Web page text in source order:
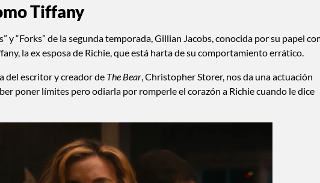
Tiffany
y “Forks” de la segunda temporada, Gillian Jacobs, conocida por su papel
la ex esposa de Richie, que está harta de su comportamiento errático.
del escritor y creador de The Bear , Christopher Storer, nos da una actuación
poner límites pero odiarla por romperle el corazón a Richie cuando le dice